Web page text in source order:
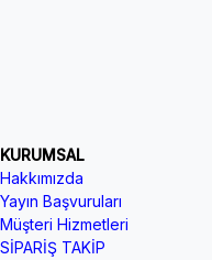
KURUMSAL
Hakkımızda
Yayın Başvuruları
Müşteri Hizmetleri
SİPARİŞ TAKİP